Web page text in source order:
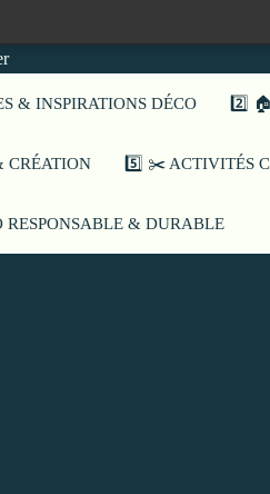
& INSPIRATIONS DÉCO 2️⃣
CRÉATION 5️⃣ ✂️ ACTIVITÉS
RESPONSABLE & DURABLE